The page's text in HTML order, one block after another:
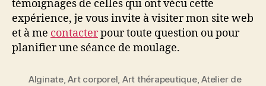
témoignages de celles qui ont vécu cette
expérience, je vous invite à visiter mon site web
et à me contacterpour toute question ou pour
planifier une séance de moulage.
Alginate,Art corporel, Art thérapeutique,Atelier de